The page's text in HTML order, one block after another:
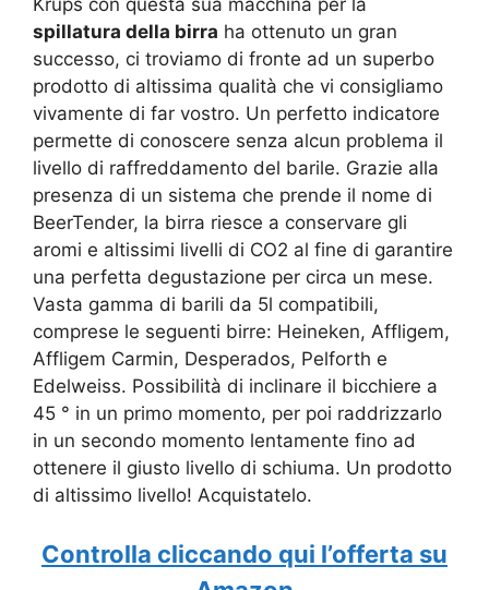
spillatura della birra ha ottenuto un gran
successo, ci troviamo di fronte ad un superbo
prodotto di altissima qualità che vi consigliamo
vivamente di far vostro. Un perfetto indicatore
permette di conoscere senza alcun problema il
livello di raffreddamento del barile. Grazie alla
presenza di un sistema che prende il nome di
BeerTender, la birra riesce a conservare gli
aromi e altissimi livelli di CO2 al fine di garantire
una perfetta degustazione per circa un mese.
Vasta gamma di barili da 5l compatibili,
comprese le seguenti birre: Heineken, Affligem,
Affligem Carmin, Desperados, Pelforth e
Edelweiss. Possibilità di inclinare il bicchiere a
45 ° in un primo momento, per poi raddrizzarlo
in un secondo momento lentamente fino ad
ottenere il giusto livello di schiuma. Un prodotto
di altissimo livello! Acquistatelo.
Controlla cliccando qui l’offerta su